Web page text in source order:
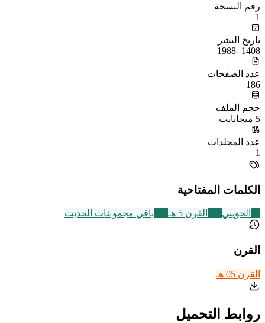
رقم النسخة
1
تاريخ النشر
1408 -1988
عدد الصفحات
186
حجم الملف
5 ميجابايت
عدد المجلدات
1
الكلمات المفتاحية
الحويني القرن 5 هـ باقي مجموعات الحديث
القرن
القرن 05 هـ
روابط التحميل